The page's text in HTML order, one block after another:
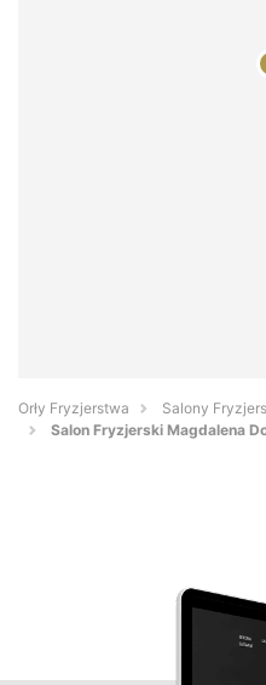
Orły Fryzjerstwa
Salony
Salon Fryzjerski Magdalena